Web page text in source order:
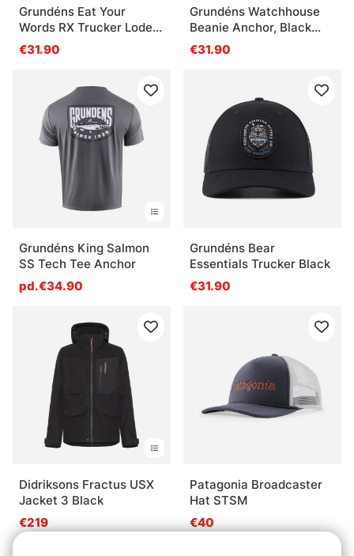
Grundéns Eat Your
Words RX Trucker Loden
Salmon Graphic
€31.90
Grundéns Watchhouse
Beanie Anchor, Black
Heather
€31.90
Grundéns King Salmon
SS Tech Tee Anchor
pd.€34.90
Grundéns Bear
Essentials Trucker Black
€31.90
Didriksons Fractus USX
Jacket 3 Black
€219
Patagonia Broadcaster
Hat STSM
€40